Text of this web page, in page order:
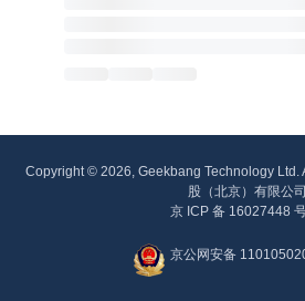
Copyright © 2026, Geekbang Technology Ltd.
股（北京）有限公司
京 ICP 备 16027448
京公网安备